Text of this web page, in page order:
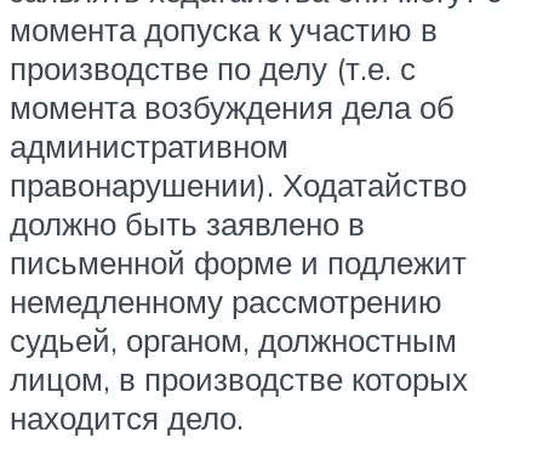
момента допуска к участию в
производстве по делу (т.е. с
момента возбуждения дела об
административном
правонарушении). Ходатайство
должно быть заявлено в
письменной форме и подлежит
немедленному рассмотрению
судьей, органом, должностным
лицом, в производстве которых
находится дело.